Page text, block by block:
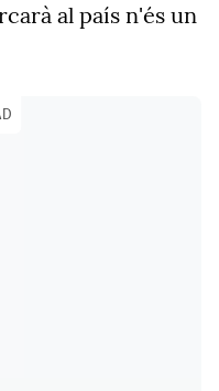
al país n'és un